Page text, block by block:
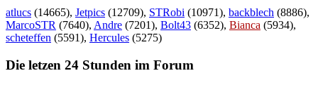
atlucs (14665), Jetpics (12709), STRobi (10971), backblech (8886),
MarcoSTR (7640), Andre (7201), Bolt43 (6352), Bianca (5934),
scheteffen (5591), Hercules (5275)
Die letzen 24 Stunden im Forum